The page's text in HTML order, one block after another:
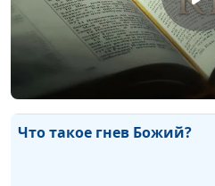
Имидж или
преобразование
Что такое гнев Божий?